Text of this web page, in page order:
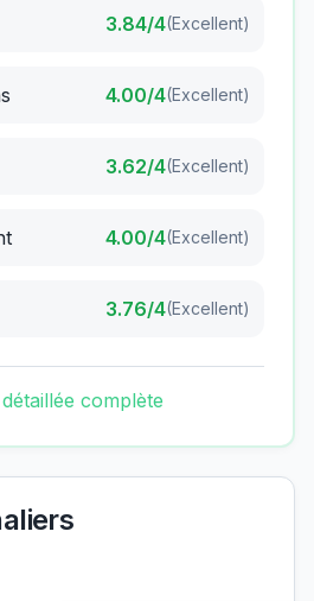
3.84/4(Excellent)
4.00/4(Excellent)
3.62/4(Excellent)
4.00/4(Excellent)
3.76/4(Excellent)
complète